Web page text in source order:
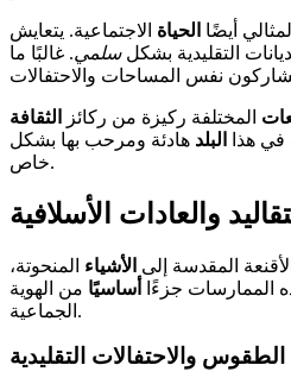
المثالي أيضًا الحياة الاجتماعية. يتعايش
التقليدية بشكلسلمي. غالبًا ما
المختلفة ركيزة من ركائز
الثقافة
في هذا
البلد هادئة ومرحب بها بشكل
خاص.
والعادات الأسلافية
المقدسة إلى الأشياء المنحوتة،
الممارسات جزءًا
أساسيًا من الهوية
الجماعية.
الطقوس والاحتفالات التقليدية